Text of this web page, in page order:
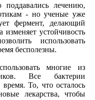
лечению,
- но ученые уже
фермент, делающий
устойчивость
использовать
бесполезны.
многие из
Все бактерии
То, что осталось
лекарства, чтобы